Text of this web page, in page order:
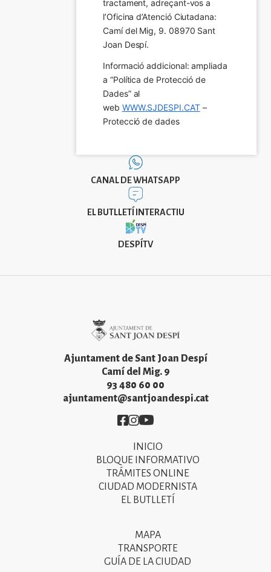
tractament, adreçant-vos a
l’Oficina d’Atenció Ciutadana:
Camí del Mig, 9. 08970 Sant
Joan Despí.
Informació addicional: ampliada
a “Política de Protecció de
Dades” al
web WWW.SJDESPI.CAT –
Protecció de dades
CANAL DE WHATSAPP
EL BUTLLETÍ INTERACTIU
DESPÍTV
Ajuntament de Sant Joan Despí
Camí del Mig. 9
93 480 60 00
ajuntament@santjoandespi.cat
Imatge
Imatge
Imatge
INICIO
BLOQUE INFORMATIVO
TRÁMITES ONLINE
CIUDAD MODERNISTA
EL BUTLLETÍ
MAPA
TRANSPORTE
GUÍA DE LA CIUDAD